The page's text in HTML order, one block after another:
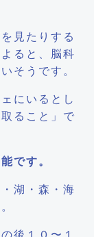
見たりする
ると、脳科
そうです。
にいるとし
ること」で
です。
湖・森・海
後１０〜１